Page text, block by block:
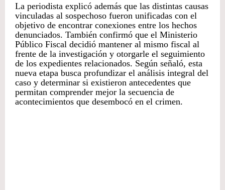
La periodista explicó además que las distintas causas
vinculadas al sospechoso fueron unificadas con el
objetivo de encontrar conexiones entre los hechos
denunciados. También confirmó que el Ministerio
Público Fiscal decidió mantener al mismo fiscal al
frente de la investigación y otorgarle el seguimiento
de los expedientes relacionados. Según señaló, esta
nueva etapa busca profundizar el análisis integral del
caso y determinar si existieron antecedentes que
permitan comprender mejor la secuencia de
acontecimientos que desembocó en el crimen.